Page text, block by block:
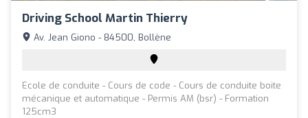
Driving School Martin Thierry
Av. Jean Giono - 84500, Bollène
Ecole de conduite - Cours de code - Cours de conduite boite
mécanique et automatique - Permis AM (bsr) - Formation
125cm3